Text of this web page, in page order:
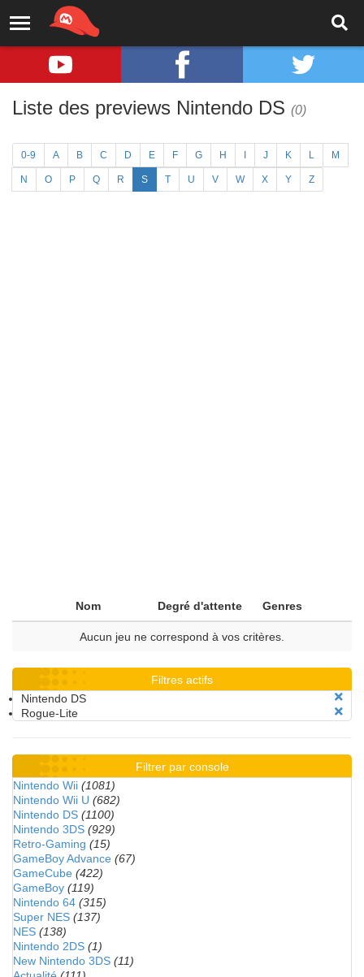
Liste des previews Nintendo DS (0)
0-9 A B C D E F G H J K L M
N O P Q R S T U V W X Y Z
Nom Degré d'attente Genres
Aucun jeu ne correspond à vos critères.
Filtres actifs
Nintendo DS
Rogue-Lite
Filtrer par console
Nintendo Wii (1081)
Nintendo Wii U (682)
Nintendo DS (1100)
Nintendo 3DS (929)
Retro-Gaming (15)
GameBoy Advance (67)
GameCube (422)
GameBoy (119)
Nintendo 64 (315)
Super NES (137)
NES (138)
Nintendo 2DS (1)
New Nintendo 3DS (11)